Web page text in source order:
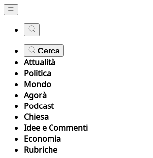
Cerca
Attualità
Politica
Mondo
Agorà
Podcast
Chiesa
Idee e Commenti
Economia
Rubriche